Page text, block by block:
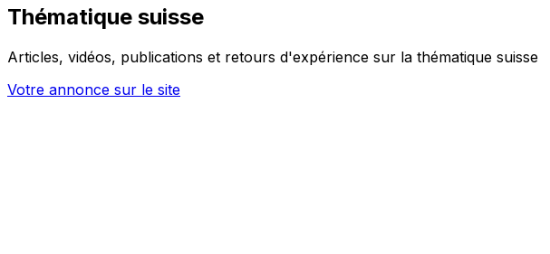
Thématique suisse
Articles, vidéos, publications et retours d'expérience sur la thématique suisse
Votre annonce sur le site